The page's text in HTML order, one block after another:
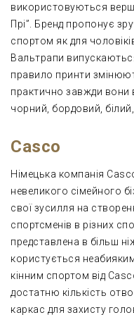
використовуються
Прі”. Бренд пропонує
спортом як для чоловіків
Вальтрапи
правило принти
практично завжди вони
чорний, бордовий, білий,
Casco
Німецька компанія
невеликого сімейного
свої зусилля на
спортсменів в різних
представлена в більш
користується
кінним спортом від
достатню кількість
каркас для захисту